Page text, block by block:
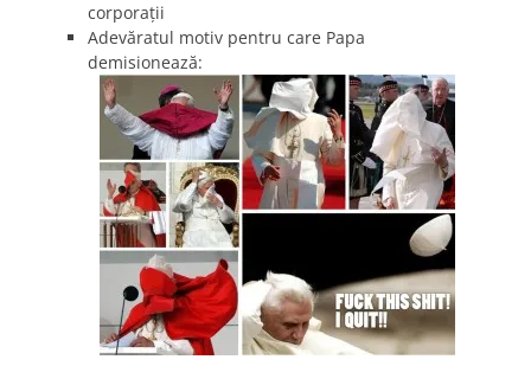
corporaţii
Adevăratul motiv pentru care Papa
demisionează: